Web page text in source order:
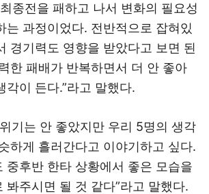
종전을 패하고 나서 변화의 필요성
는 과정이었다. 전반적으로 잡혀있
경기력도 영향을 받았다고 보면 된
한 패배가 반복하면서 더 안 좋아
각이 든다.”라고 말했다.
기는 안 좋았지만 우리 5명의 생각
하게 흘러간다고 이야기하고 싶다.
중후반 한타 상황에서 좋은 모습을
봐주시면 될 것 같다”라고 말했다.